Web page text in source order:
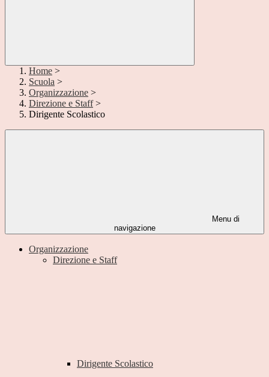
Home >
Scuola >
Organizzazione >
Direzione e Staff >
Dirigente Scolastico
Menu di
navigazione
Organizzazione
Direzione e Staff
Dirigente Scolastico